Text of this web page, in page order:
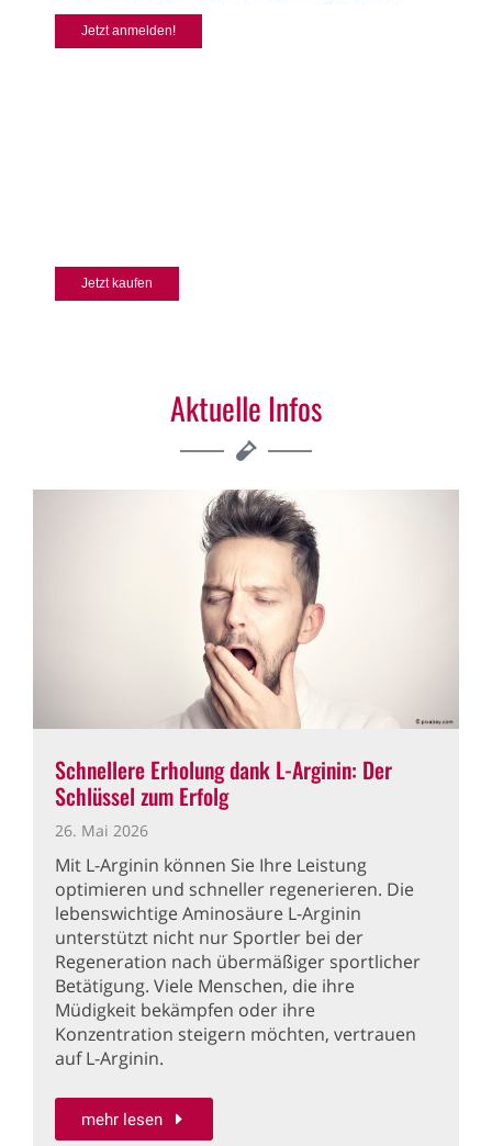
Jetzt anmelden!
Jetzt kaufen
Aktuelle Infos
Schnellere Erholung dank L-Arginin: Der
Schlüssel zum Erfolg
26. Mai 2026
Mit L-Arginin können Sie Ihre Leistung
optimieren und schneller regenerieren. Die
lebenswichtige Aminosäure L-Arginin
unterstützt nicht nur Sportler bei der
Regeneration nach übermäßiger sportlicher
Betätigung. Viele Menschen, die ihre
Müdigkeit bekämpfen oder ihre
Konzentration steigern möchten, vertrauen
auf L-Arginin.
mehr lesen